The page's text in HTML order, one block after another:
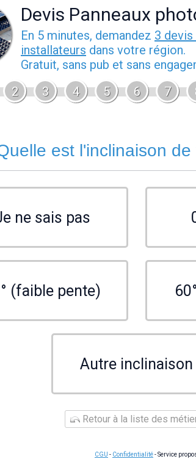
Devis Panneaux
En 5 minutes, demandez 3
installateurs dans votre région.
Gratuit, sans pub et sans
2
3 4 5 6 7
est l'inclinaison
ne sais pas
(faible pente)
Autre inclinaison
Retour à la liste des
CGU - Confidentialité- Service